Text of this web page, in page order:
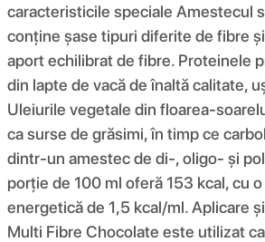
caracteristicile speciale Amestecul
conține șase tipuri diferite de fibre
aport echilibrat de fibre. Proteinele
din lapte de vacă de înaltă calitate,
Uleiurile vegetale din floarea-
ca surse de grăsimi, în timp ce
dintr-un amestec de di-, oligo- și
porție de 100 ml oferă 153 kcal, cu
energetică de 1,5 kcal/ml. Aplicare
Multi Fibre Chocolate este utilizat